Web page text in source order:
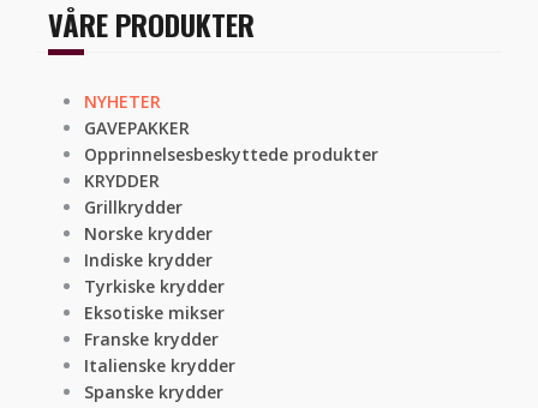
VÅRE PRODUKTER
NYHETER
GAVEPAKKER
Opprinnelsesbeskyttede produkter
KRYDDER
Grillkrydder
Norske krydder
Indiske krydder
Tyrkiske krydder
Eksotiske mikser
Franske krydder
Italienske krydder
Spanske krydder